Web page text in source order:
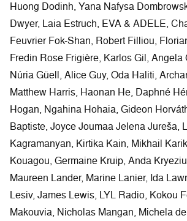
Huong Dodinh, Yana Nafysa
Dwyer, Laia Estruch, EVA & ADELE,
Feuvrier Fok-Shan, Robert Filliou,
Fredin Rose Frigière, Karlos Gil, Angela
Núria Güell, Alice Guy, Oda Haliti,
Matthew Harris, Haonan He, Daphné
Hogan, Ngahina Hohaia, Gideon
Baptiste, Joyce Joumaa Jelena Jureša,
Kagramanyan, Kirtika Kain, Mikhail
Kouagou, Germaine Kruip, Anda
Maureen Lander, Marine Lanier, Ida
Lesiv, James Lewis, LYL Radio, Kokou
Makouvia, Nicholas Mangan, Michela